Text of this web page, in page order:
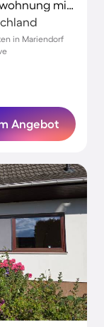
Familienorientierte schöne Ferienwohnung mit Garten und Terrasse | Naturblick
in Mariendorf
Angebot